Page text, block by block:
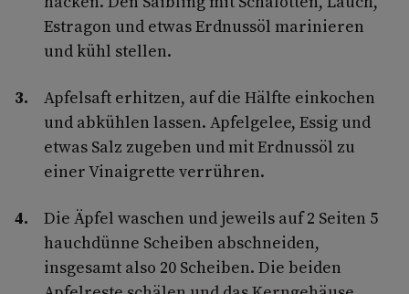
Estragon und etwas Erdnussöl marinieren
und kühl stellen.
Apfelsaft erhitzen, auf die Hälfte einkochen
und abkühlen lassen. Apfelgelee, Essig und
etwas Salz zugeben und mit Erdnussöl zu
einer Vinaigrette verrühren.
Die Äpfel waschen und jeweils auf 2 Seiten 5
hauchdünne Scheiben abschneiden,
insgesamt also 20 Scheiben. Die beiden